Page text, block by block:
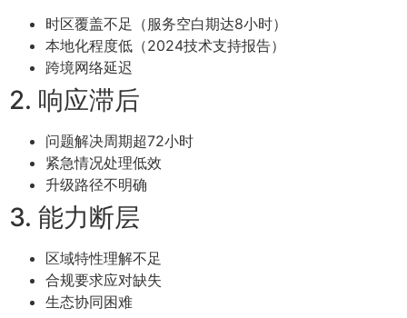
时区覆盖不足（服务空白期达8小时）
本地化程度低（2024技术支持报告）
跨境网络延迟
2. 响应滞后
问题解决周期超72小时
紧急情况处理低效
升级路径不明确
3. 能力断层
区域特性理解不足
合规要求应对缺失
生态协同困难